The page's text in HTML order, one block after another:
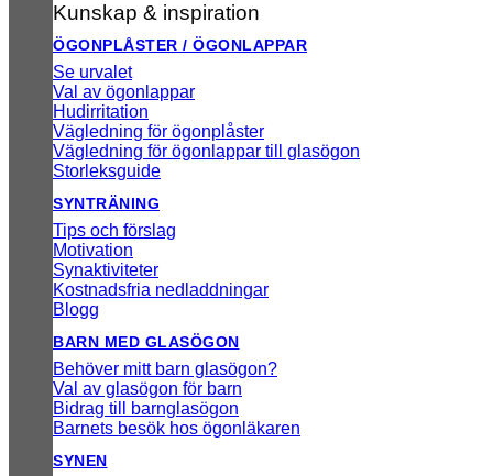
Kunskap & inspiration
ÖGONPLÅSTER / ÖGONLAPPAR
Se urvalet
Val av ögonlappar
Hudirritation
Vägledning för ögonplåster
Vägledning för ögonlappar till glasögon
Storleksguide
SYNTRÄNING
Tips och förslag
Motivation
Synaktiviteter
Kostnadsfria nedladdningar
Blogg
BARN MED GLASÖGON
Behöver mitt barn glasögon?
Val av glasögon för barn
Bidrag till barnglasögon
Barnets besök hos ögonläkaren
SYNEN